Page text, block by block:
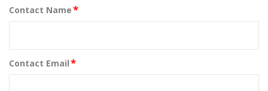
Contact Name*
Contact Email*